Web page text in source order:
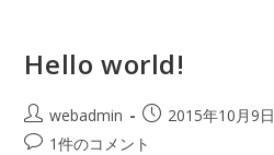
Hello world!
webadmin 2015年10月9日
1件のコメント